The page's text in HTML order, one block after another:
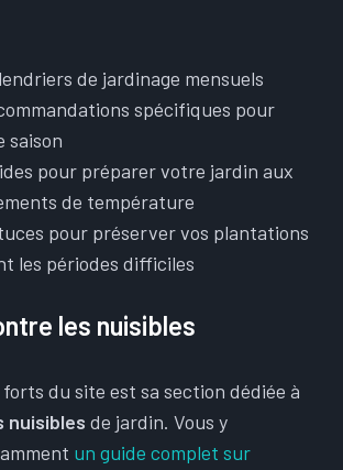
de jardinage mensuels
spécifiques pour
saison
pour préparer votre jardin aux
de température
pour préserver vos plantations
les périodes difficiles
les nuisibles
du site est sa section dédiée à
nuisibles de jardin. Vous y
un guide complet sur